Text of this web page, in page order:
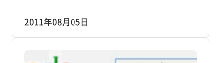
2011年08月05日